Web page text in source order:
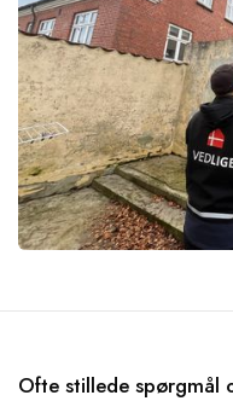
Ofte stillede spørgmål